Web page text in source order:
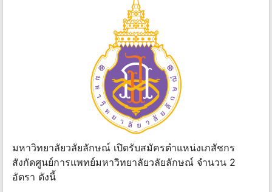
มหาวิทยาลัยวลัยลักษณ์ เปิดรับสมัครตำแหน่งเภสัชกร
สังกัดศูนย์การแพทย์มหาวิทยาลัยวลัยลักษณ์ จำนวน 2
อัตรา ดังนี้